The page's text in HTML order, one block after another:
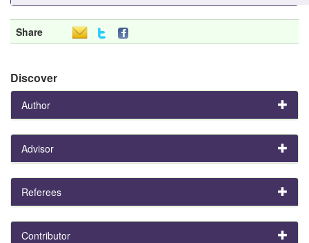
Share
Discover
Author
Advisor
Referees
Contributor